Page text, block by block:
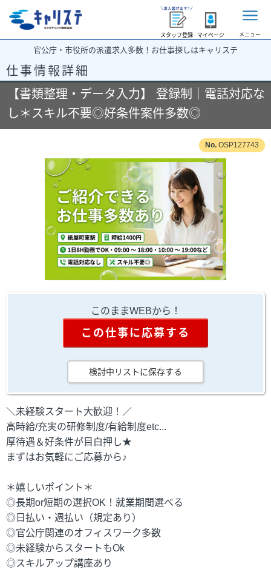
スタッフ登録 マイページ メニュー
官公庁・市役所の派遣求人多数！お仕事探しはキャリステ
仕事情報詳細
【書類整理・データ入力】 登録制｜電話対応な
し＊スキル不要◎好条件案件多数◎
OSP127743
このままWEBから！
この仕事に応募する
検討中リストに保存する
＼未経験スタート大歓迎！／
高時給/充実の研修制度/有給制度etc...
厚待遇＆好条件が目白押し★
まずはお気軽にご応募から♪
＊嬉しいポイント＊
◎長期or短期の選択OK！就業期間選べる
◎日払い・週払い（規定あり）
◎官公庁関連のオフィスワーク多数
◎未経験からスタートもOk
◎スキルアップ講座あり